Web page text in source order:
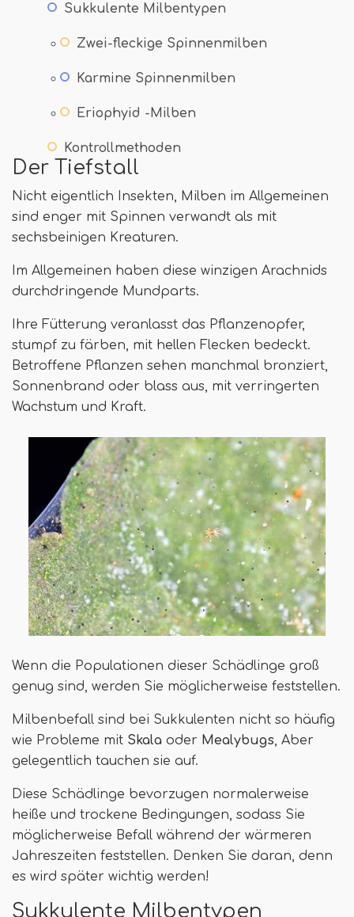
Sukkulente Milbentypen
Zwei-fleckige Spinnenmilben
Karmine Spinnenmilben
Eriophyid -Milben
Kontrollmethoden
Der Tiefstall
Nicht eigentlich Insekten, Milben im Allgemeinen
sind enger mit Spinnen verwandt als mit
sechsbeinigen Kreaturen.
Im Allgemeinen haben diese winzigen Arachnids
durchdringende Mundparts.
Ihre Fütterung veranlasst das Pflanzenopfer,
stumpf zu färben, mit hellen Flecken bedeckt.
Betroffene Pflanzen sehen manchmal bronziert,
Sonnenbrand oder blass aus, mit verringerten
Wachstum und Kraft.
Wenn die Populationen dieser Schädlinge groß
genug sind, werden Sie möglicherweise feststellen.
Milbenbefall sind bei Sukkulenten nicht so häufig
wie Probleme mit Skala oder Mealybugs, Aber
gelegentlich tauchen sie auf.
Diese Schädlinge bevorzugen normalerweise
heiße und trockene Bedingungen, sodass Sie
möglicherweise Befall während der wärmeren
Jahreszeiten feststellen. Denken Sie daran, denn
es wird später wichtig werden!
Sukkulente Milbentypen